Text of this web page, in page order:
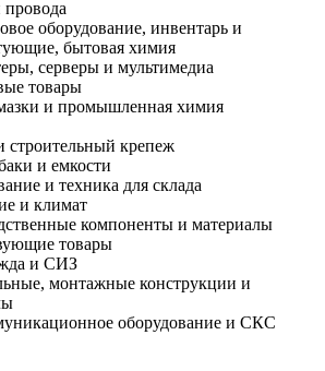
оборудование, инвентарь и
бытовая химия
серверы и мультимедиа
товары
и промышленная химия
строительный крепеж
и емкости
и техника для склада
и климат
компоненты и материалы
товары
и СИЗ
монтажные конструкции и
оборудование и СКС